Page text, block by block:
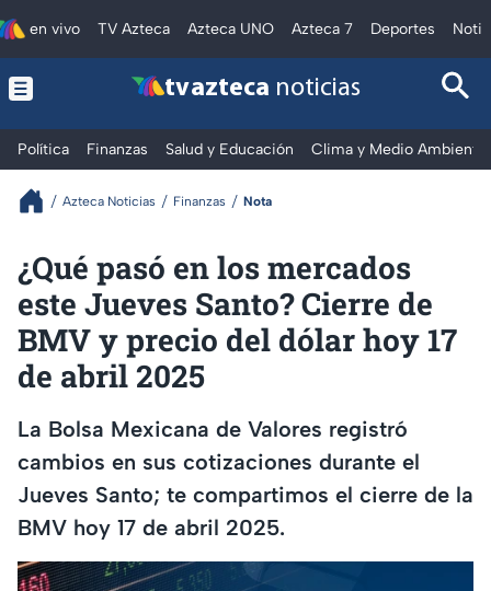
en vivo TV Azteca Azteca UNO Azteca 7 Deportes
tv azteca noticias
Política Finanzas Salud y Educación Clima y Medio Ambiente
Azteca Noticias Finanzas Nota
¿Qué pasó en los mercados
este Jueves Santo? Cierre de
BMV y precio del dólar hoy 17
de abril 2025
La Bolsa Mexicana de Valores registró
cambios en sus cotizaciones durante el
Jueves Santo; te compartimos el cierre de la
BMV hoy 17 de abril 2025.